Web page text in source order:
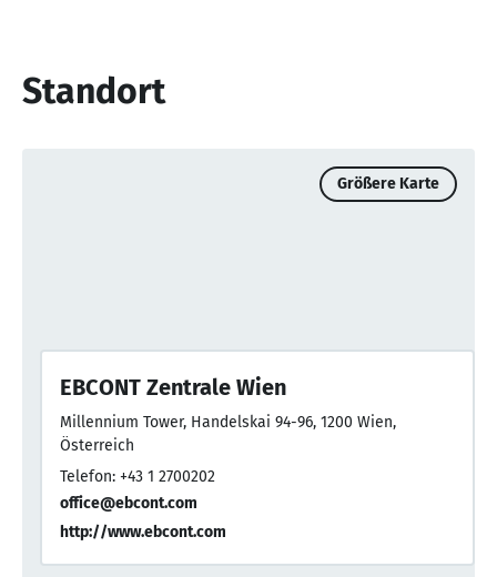
Standort
Größere Karte
EBCONT Zentrale Wien
Millennium Tower, Handelskai 94-96, 1200 Wien,
Österreich
Telefon: +43 1 2700202
office@ebcont.com
http://www.ebcont.com